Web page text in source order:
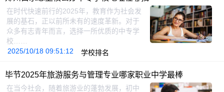
在时代快速前行的2025年，教育作为社会发
展的基石，正以前所未有的速度革新。对于
众多有志青年而言，选择一所优质的中专学
校……
2025/10/18 09:51:12
学校排名
毕节2025年旅游服务与管理专业哪家职业中学最棒
在当今社会，随着旅游业的蓬勃发展，初中